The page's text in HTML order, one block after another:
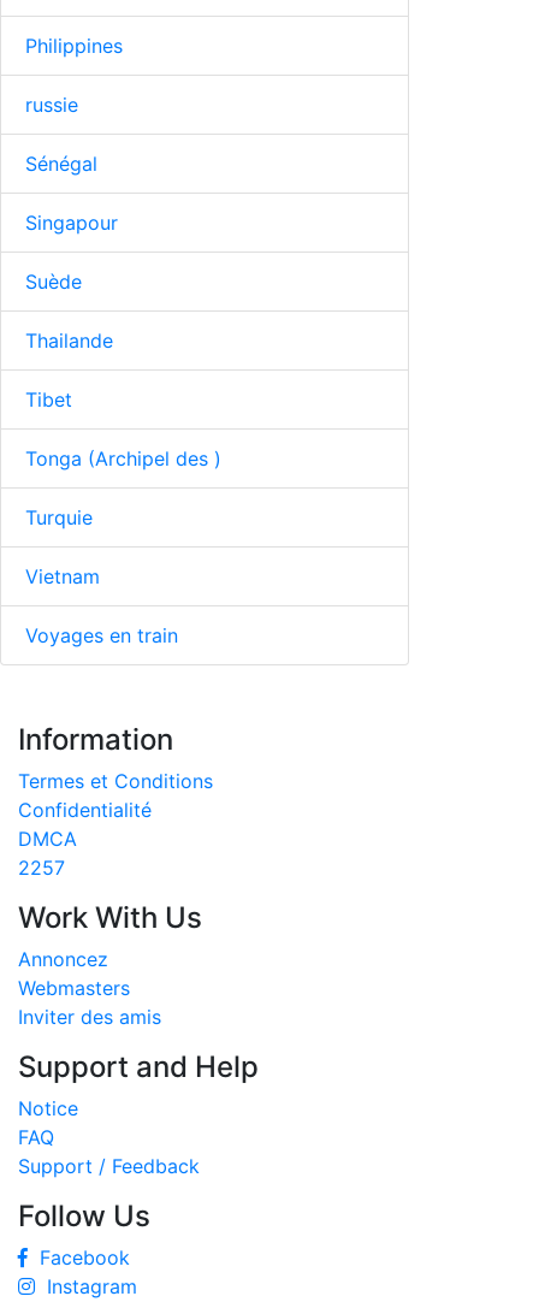
Philippines
russie
Sénégal
Singapour
Suède
Thailande
Tibet
Tonga (Archipel des )
Turquie
Vietnam
Voyages en train
Information
Termes et Conditions
Confidentialité
DMCA
2257
Work With Us
Annoncez
Webmasters
Inviter des amis
Support and Help
Notice
FAQ
Support / Feedback
Follow Us
Facebook
Instagram